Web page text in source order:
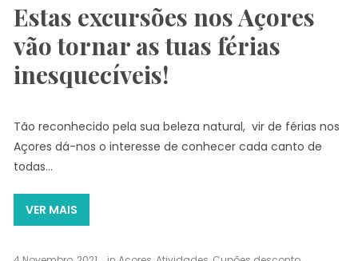
Estas excursões nos Açores
vão tornar as tuas férias
inesquecíveis!
Tão reconhecido pela sua beleza natural, vir de férias nos
Açores dá-nos o interesse de conhecer cada canto de
todas…
VER MAIS